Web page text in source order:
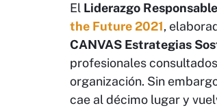
El Liderazgo Responsable
the Future 2021,
CANVAS Estrategias
profesionales
organización. Sin
cae al décimo lugar y